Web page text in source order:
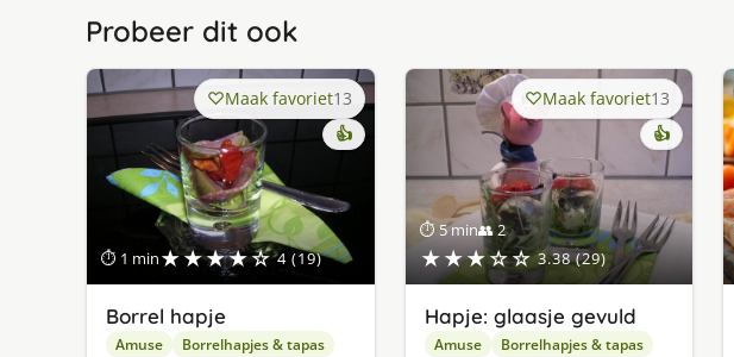
Probeer dit ook
⏱ 1 min★★★★☆ 4 (19)
Maak favoriet13
👍
Borrel hapje
Amuse Borrelhapjes & tapas
⏱ 5 min👥 2
★★★☆☆ 3.38 (29)
Maak favoriet13
👍
Hapje: glaasje gevuld
Amuse Borrelhapjes & tapas